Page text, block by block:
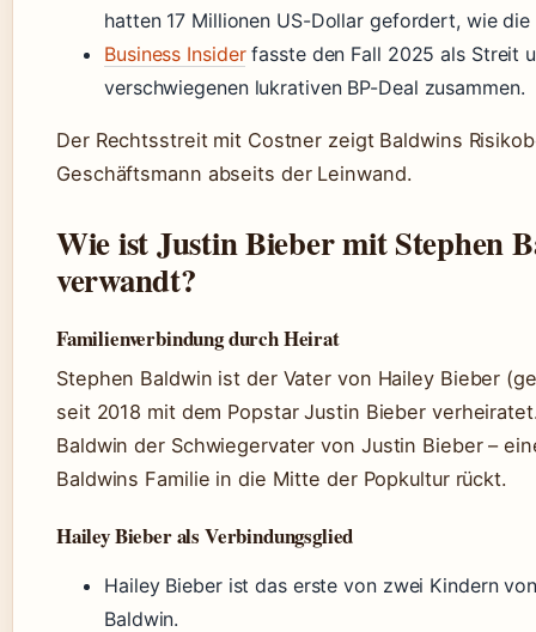
hatten 17 Millionen US-Dollar gefordert, wie die
Business Insiderfasste den Fall 2025 als Streit
verschwiegenen lukrativen BP-Deal zusammen.
Der Rechtsstreit mit Costner zeigt Baldwins
Geschäftsmann abseits der Leinwand.
Wie ist Justin Bieber mit Stephen
verwandt?
Familienverbindung durch Heirat
Stephen Baldwin ist der Vater von Hailey Bieber
seit 2018 mit dem Popstar Justin Bieber
Baldwin der Schwiegervater von Justin Bieber –
Baldwins Familie in die Mitte der Popkultur rückt.
Hailey Bieber als Verbindungsglied
Hailey Bieber ist das erste von zwei Kindern
Baldwin.